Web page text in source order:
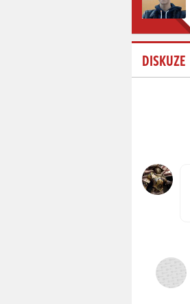
DISKUZE